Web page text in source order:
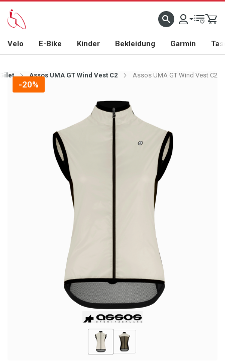
Velo E-Bike Kinder Bekleidung Garmin
Assos UMA GT Wind Vest C2 Assos UMA GT Wind Vest C2
-20%